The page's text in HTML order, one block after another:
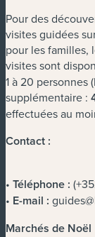
Pour des
visites guidées
pour les familles,
visites sont
1 à 20 personnes
supplémentaire :
effectuées au
Contact :
• Téléphone :
• E-mail :
Marchés de Noël